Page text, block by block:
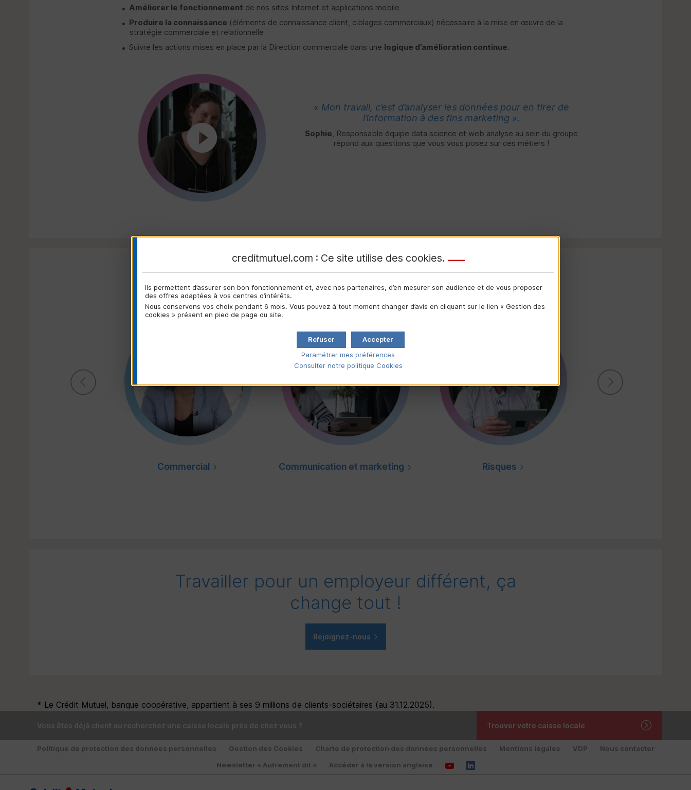
Améliorer le fonctionnement de nos sites Internet et applications mobile
Produire la connaissance (éléments de connaissance client, ciblages commerciaux) nécessaire à la mise en œuvre de la
stratégie commerciale et relationnelle
Suivre les actions mises en place par la Direction commerciale dans une logique d’amélioration continue.
« Mon travail, c’est d’analyser les données pour en tirer de
l’information à des fins marketing ».
Sophie , Responsable équipe data science et web analyse au sein du groupe
répond aux questions que vous vous posez sur ces métiers !
Découvrez nos autres métiers
Commercial Communication et marketing Risques
Travailler pour un employeur différent, ça
change tout !
Rejoignez-nous
* Le Crédit Mutuel, banque coopérative, appartient à ses 9 millions de clients-sociétaires (au 31.12.2025).
Vous êtes déjà client ou recherchez une caisse locale près de chez vous ? Trouver votre caisse locale
Politique de protection des données personnelles Gestion des Cookies Charte de protection des données personnelles Mentions légales VDP
Nous contacter
Newsletter « Autrement dit »
Accéder à la version anglaise
creditmutuel.com : Ce site utilise des cookies.
Ils permettent d’assurer son bon fonctionnement et, avec nos partenaires, d’en mesurer son audience et de vous proposer
des offres adaptées à vos centres d’intérêts.
Nous conservons vos choix pendant 6 mois. Vous pouvez à tout moment changer d’avis en cliquant sur le lien « Gestion des
cookies » présent en pied de page du site.
Accepter
Refuser
Paramétrer mes préférences
Consulter notre politique Cookies